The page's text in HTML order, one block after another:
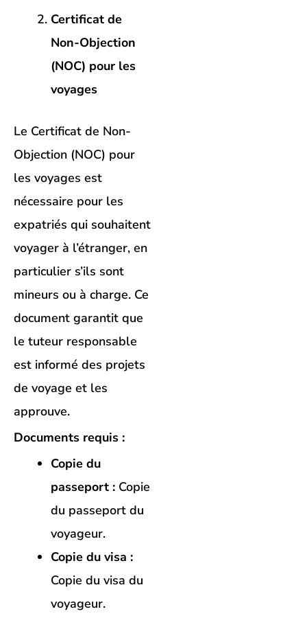
Certificat de
Non-Objection
(NOC) pour les
voyages
Le Certificat de Non-
Objection (NOC) pour
les voyages est
nécessaire pour les
expatriés qui souhaitent
voyager à l’étranger, en
particulier s’ils sont
mineurs ou à charge. Ce
document garantit que
le tuteur responsable
est informé des projets
de voyage et les
approuve.
Documents requis :
Copie du
passeport : Copie
du passeport du
voyageur.
Copie du visa :
Copie du visa du
voyageur.